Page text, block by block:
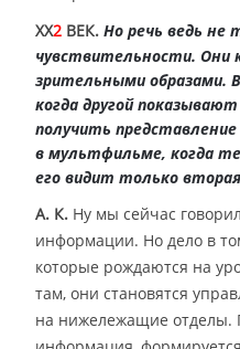
XX2 ВЕК. Но речь ведь не
чувствительности. Они
зрительными образами.
когда другой
получить
в мультфильме, когда
его видит только
А. К. Ну мы сейчас
информации. Но дело в
которые рождаются на
там, они становятся
на нижележащие отделы.